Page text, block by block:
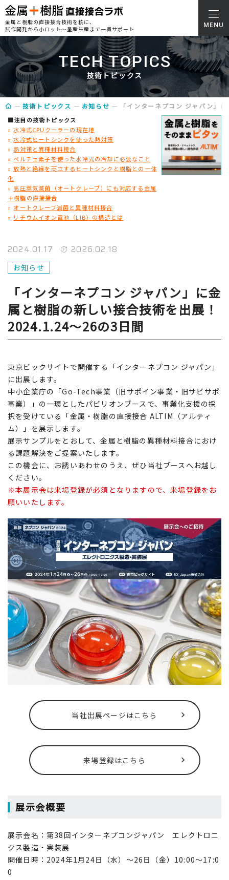
金属と樹脂の直接接合技術を核に、
試作開発から小ロット～量産生産まで一貫サポート
TECH TOPICS
技術トピックス
技術トピックス お知らせ 「インターネプコン ジャパン」
■注目の技術トピックス
»水冷式CPUクーラーの現在地
»水冷式ヒートシンクを使った熱対策
»熱対策と異種材料接合
»ペルチェ素子を使った水冷式の冷却に必要なこと
»放熱と絶縁を両立するヒートシンクと樹脂との一体
化
»高圧蒸気滅菌（オートクレーブ）にも対応する金属
＋樹脂の直接接合
» オートクレーブ滅菌と異種材料接合
» リチウムイオン電池（LIB）の構造とは
2024.01.17 2026.02.18
お知らせ
「インターネプコン ジャパン」に金
属と樹脂の新しい接合技術を出展！
2024.1.24～26の3日間
東京ビックサイトで開催する「インターネプコン ジャパン」
に出展します。
中⼩企業庁の「Go-Tech事業（旧サポイン事業・旧サビサポ
事業）」の一環としたパビリオンブースで、事業化支援の採
択を受けている「金属・樹脂の直接接合 ALTIM（アルティ
ム）」を展示します。
展示サンプルをとおして、金属と樹脂の異種材料接合におけ
る課題解決をご提案いたします。
この機会に、お誘いあわせのうえ、ぜひ当社ブースへお越し
ください。
※本展示会は来場登録が必須となりますので、来場登録をお
願いいたします。
当社出展ページはこちら
来場登録はこちら
展示会概要
展示会名：第38回インターネプコンジャパン エレクトロニ
クス製造・実装展
開催日時：2024年1月24日（水）～26日（金）10:00～17:0
0